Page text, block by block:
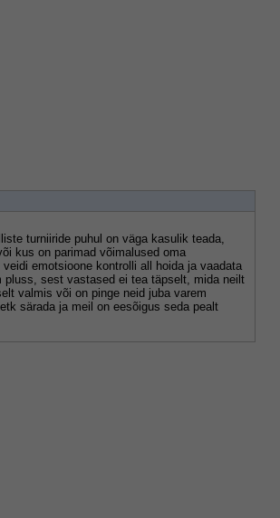
turniiride puhul on väga kasulik teada,
kus on parimad võimalused oma
emotsioone kontrolli all hoida ja vaadata
pluss, sest vastased ei tea täpselt, mida neilt
valmis või on pinge neid juba varem
särada ja meil on eesõigus seda pealt